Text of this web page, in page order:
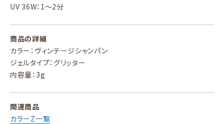
UV 36W：1～2分
商品の詳細
カラー：ヴィンテージシャンパン
ジェルタイプ：グリッター
内容量：3g
関連商品
カラーZ一覧